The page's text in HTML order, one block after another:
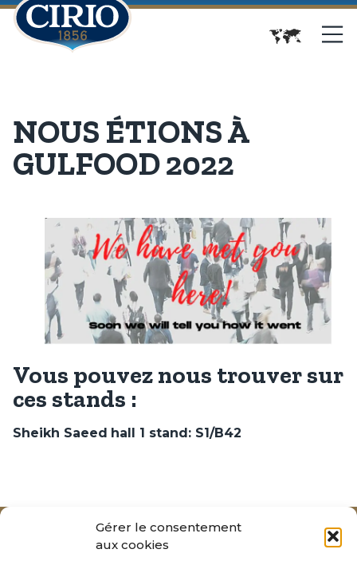
Gérer le consentement
aux cookies
NOUS ÉTIONS À
GULFOOD 2022
Vous pouvez nous trouver sur
ces stands :
Sheikh Saeed hall 1 stand: S1/B42